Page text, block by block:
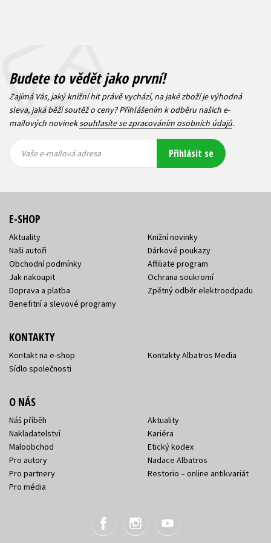
Budete to vědět jako první!
Zajímá Vás, jaký knižní hit právě vychází, na jaké zboží je výhodná
sleva, jaká běží soutěž o ceny? Přihlášením k odběru našich e-
mailových novineksouhlasíte se zpracováním osobních údajů.
mailová
mailová
Vaše e-mailová adresa Přihlásit se
E-SHOP
Aktuality
Naši autoři
Obchodní podmínky
Jak nakoupit
Doprava a platba
Benefitní a slevové programy
Knižní novinky
Dárkové poukazy
Affiliate program
Ochrana soukromí
Zpětný odběr elektroodpadu
KONTAKTY
Kontakt na e-shop
Sídlo společnosti
Kontakty Albatros Media
O NÁS
Náš příběh
Nakladatelství
Maloobchod
Pro autory
Pro partnery
Pro média
Aktuality
Kariéra
Etický kodex
Nadace Albatros
Restorio – online antikvariát